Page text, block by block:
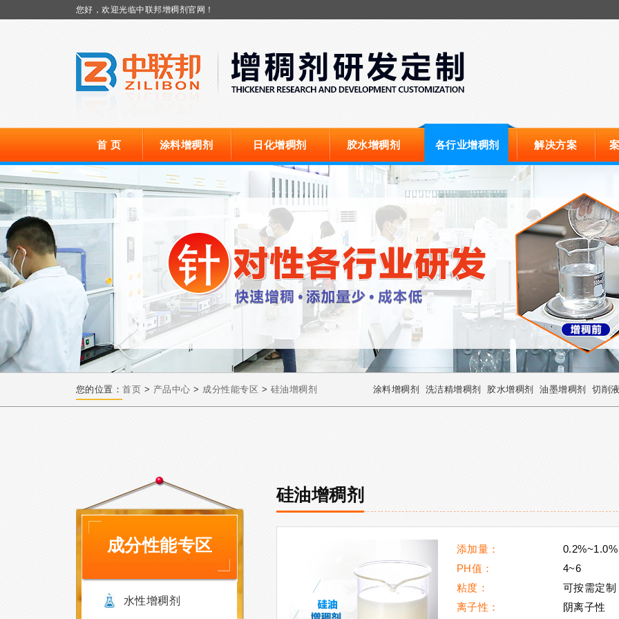
您好，欢迎光临中联邦增稠剂官网！
首 页 涂料增稠剂 日化增稠剂 胶水增稠剂 各行业增稠剂 解决方案
您的位置： 首页 > 产品中心 > 成分性能专区 > 硅油增稠剂 涂料增稠剂 洗洁精增稠剂 胶水增稠剂 油墨增稠剂 切削
成分性能专区
水性增稠剂
硅油增稠剂
添加量：
0.2%~1.0%
PH值：
4~6
粘度：
可按需定制
离子性：
阴离子性